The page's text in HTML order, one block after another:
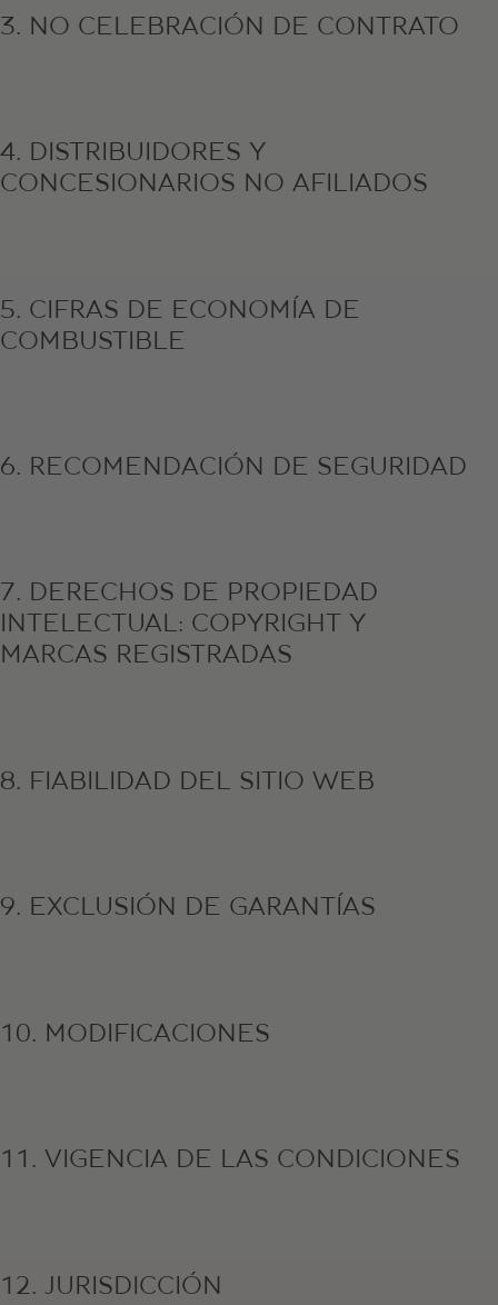
3. NO CELEBRACIÓN DE CONTRATO
4. DISTRIBUIDORES Y
CONCESIONARIOS NO AFILIADOS
5. CIFRAS DE ECONOMÍA DE
COMBUSTIBLE
6. RECOMENDACIÓN DE SEGURIDAD
7. DERECHOS DE PROPIEDAD
INTELECTUAL: COPYRIGHT Y
MARCAS REGISTRADAS
8. FIABILIDAD DEL SITIO WEB
9. EXCLUSIÓN DE GARANTÍAS
10. MODIFICACIONES
11. VIGENCIA DE LAS CONDICIONES
12. JURISDICCIÓN